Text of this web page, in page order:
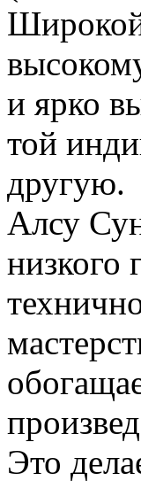
и ярко
той
другую.
Алсу
низкого
Это